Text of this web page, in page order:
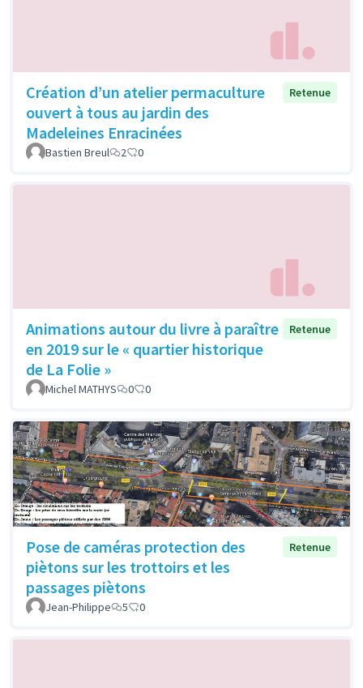
Création d’un atelier permaculture
ouvert à tous au jardin des
Madeleines Enracinées
Retenue
Bastien Breul 2 0
Animations autour du livre à paraître
en 2019 sur le « quartier historique
de La Folie »
Retenue
Michel MATHYS 0 0
Pose de caméras protection des
piètons sur les trottoirs et les
passages piètons
Retenue
Jean-Philippe 5 0